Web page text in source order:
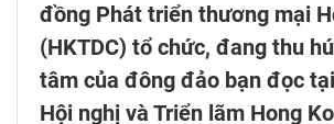
đồng Phát triển thương mại
(HKTDC) tổ chức, đang thu
tâm của đông đảo bạn đọc
Hội nghị và Triển lãm Hong